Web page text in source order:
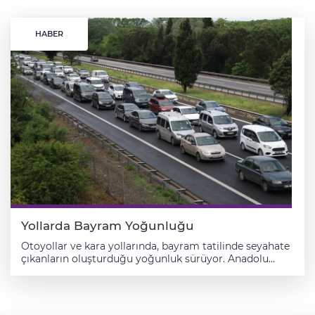
HABER
Yollarda Bayram Yoğunluğu
Otoyollar ve kara yollarında, bayram tatilinde seyahate
çıkanların oluşturduğu yoğunluk sürüyor. Anadolu